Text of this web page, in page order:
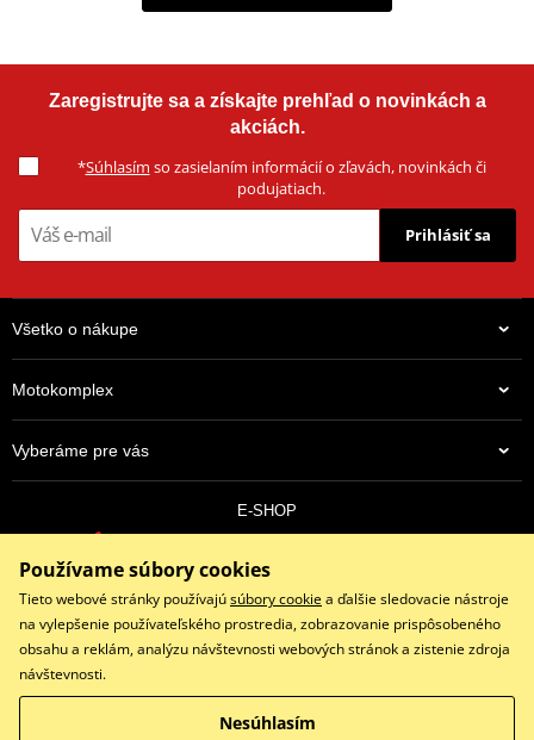
Zaregistrujte sa a získajte prehľad o novinkách a
akciách.
*Súhlasím so zasielaním informácií o zľavách, novinkách či
podujatiach.
Prihlásiť sa
Všetko o nákupe
Motokomplex
Vyberáme pre vás
E-SHOP
objednavky@eshopmotokomplex.sk
Po - Pia: 8:30-17:00 | Nedeľa: ZATVORENÉ
Facebook
Copyright © 2026 www.eshopmotokomplex.sk
Používame súbory cookies
Tieto webové stránky používajúsúbory cookiea ďalšie sledovacie nástroje
na vylepšenie používateľského prostredia, zobrazovanie prispôsobeného
obsahu a reklám, analýzu návštevnosti webových stránok a zistenie zdroja
návštevnosti.
Nesúhlasím